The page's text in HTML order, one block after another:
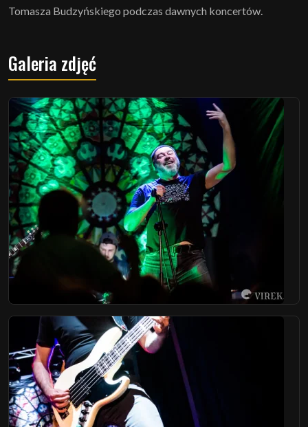
Tomasza Budzyńskiego podczas dawnych koncertów.
Galeria zdjęć